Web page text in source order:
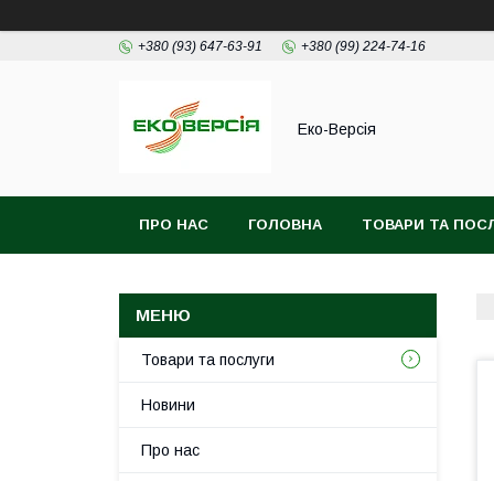
+380 (93) 647-63-91 +380 (99) 224-74-16
Еко-Версія
ПРО НАС ГОЛОВНА ТОВАРИ ТА
Товари та послуги
Новини
Про нас